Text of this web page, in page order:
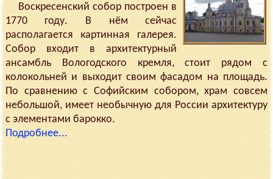
Воскресенский собор построен в
1770 году. В нём сейчас
располагается картинная галерея.
Собор входит в архитектурный
ансамбль Вологодского кремля, стоит рядом с
колокольней и выходит своим фасадом на площадь.
По сравнению с Софийским собором, храм совсем
небольшой, имеет необычную для России архитектуру
с элементами барокко.
Подробнее...